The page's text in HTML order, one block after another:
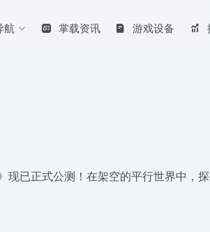
航 掌载资讯 游戏设备
已正式公测！在架空的平行世界中，探